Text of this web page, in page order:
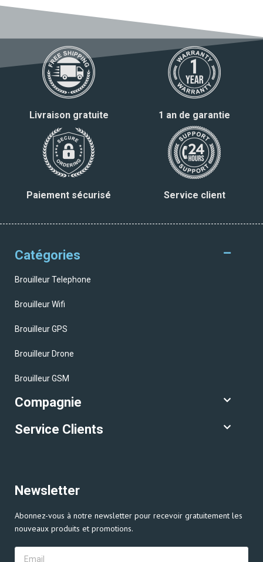
Livraison gratuite 1 an de garantie
Paiement sécurisé Service client
Catégories
Brouilleur Telephone
Brouilleur Wifi
Brouilleur GPS
Brouilleur Drone
Brouilleur GSM
Compagnie
Service Clients
Newsletter
Abonnez-vous à notre newsletter pour recevoir gratuitement les
nouveaux produits et promotions.